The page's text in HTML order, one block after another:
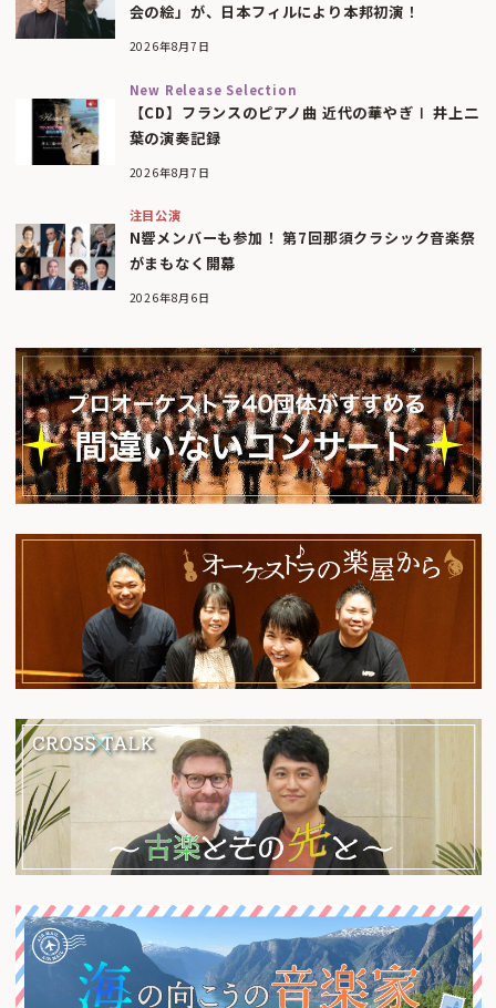
会の絵」が、日本フィルにより本邦初演！
2026年8月7日
New Release Selection
【CD】フランスのピアノ曲 近代の華やぎⅠ 井上二
葉の演奏記録
2026年8月7日
注目公演
N響メンバーも参加！ 第7回那須クラシック音楽祭
がまもなく開幕
2026年8月6日